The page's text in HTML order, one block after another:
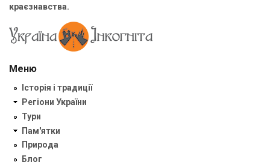
краєзнавства.
Меню
Історія і традиції
Регіони України
Тури
Пам'ятки
Природа
Блог